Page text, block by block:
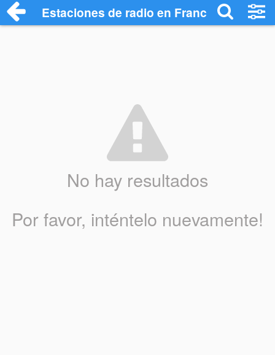
Estaciones de radio en Francavilla in
No hay resultados
Por favor, inténtelo nuevamente!